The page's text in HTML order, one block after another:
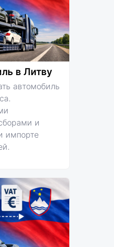
в Литву
автомобиль
и
импорте